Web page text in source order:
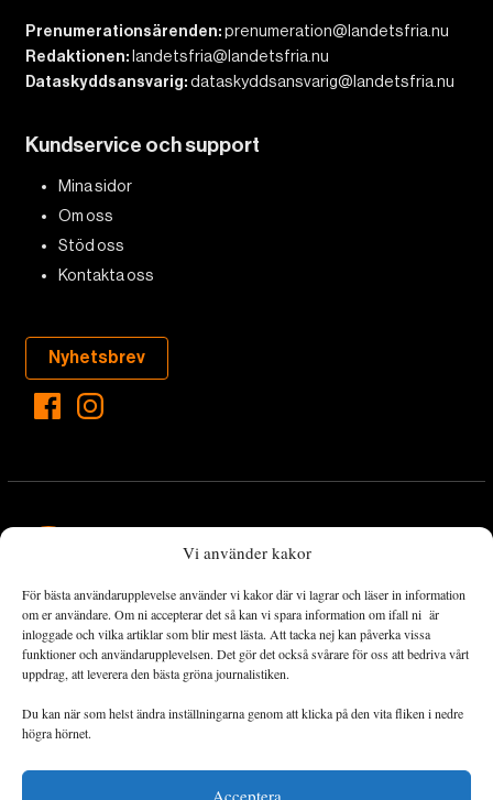
Vi använder kakor
För bästa användarupplevelse använder vi kakor där vi lagrar och läser in information
om er användare. Om ni accepterar det så kan vi spara information om ifall ni är
inloggade och vilka artiklar som blir mest lästa. Att tacka nej kan påverka vissa
funktioner och användarupplevelsen. Det gör det också svårare för oss att bedriva vårt
uppdrag, att leverera den bästa gröna journalistiken.
Du kan när som helst ändra inställningarna genom att klicka på den vita fliken i nedre
högra hörnet.
Acceptera
Prenumerationsärenden:prenumeration@landetsfria.nu
Redaktionen: landetsfria@landetsfria.nu
Dataskyddsansvarig:dataskyddsansvarig@landetsfria.nu
Kundservice och support
Mina sidor
Om oss
Stöd oss
Kontakta oss
Nyhetsbrev
Landets Fria Tidning är en nyhetstidning med bred bevakning av
det viktigaste som händer lokalt och globalt och med fokus på
omställningsrörelsen. En omställning till ett hållbart samhälle går
både via starka och lika rättigheter för alla människor, minskade
ekonomiska och sociala klyftor, samt utrymme för allt levande att
utvecklas och frodas.